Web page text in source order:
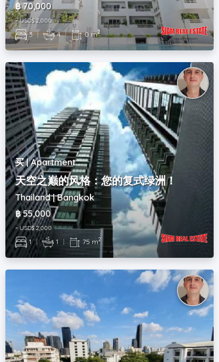
฿ 70,000
~ USD$ 2,000
3 | 4 | 0 m2
买 | Apartment
天空之巅的风格：您的复式绿洲！
Thailand | Bangkok
฿ 55,000
~ USD$ 2,000
1 | 1 | 75 m2